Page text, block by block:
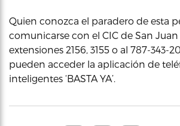
Quien conozca el paradero de esta
comunicarse con el CIC de San Juan
extensiones 2156, 3155 o al 787-343-
pueden acceder la aplicación de
inteligentes ‘BASTA YA’.